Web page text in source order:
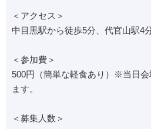
＜アクセス＞
中目黒駅から徒歩5分、代官山駅4
＜参加費＞
500円（簡単な軽食あり）※当日会
ます。
＜募集人数＞